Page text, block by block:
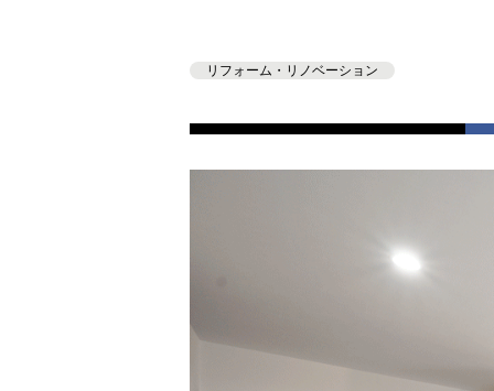
リフォーム・リノベーション